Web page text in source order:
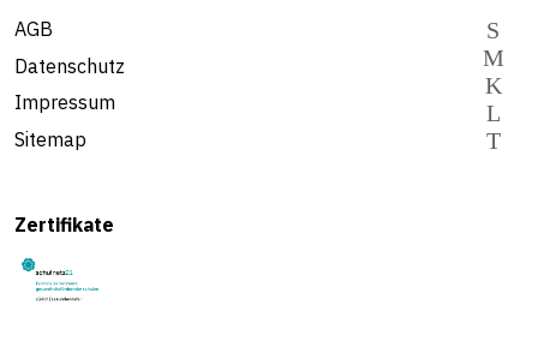
AGB
Datenschutz
Impressum
Sitemap
Zertifikate